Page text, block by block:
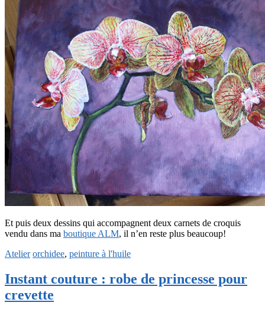
Et puis deux dessins qui accompagnent deux carnets de croquis
vendu dans ma boutique ALM, il n’en reste plus beaucoup!
Atelier orchidee, peinture à l'huile
Instant couture : robe de princesse pour
crevette